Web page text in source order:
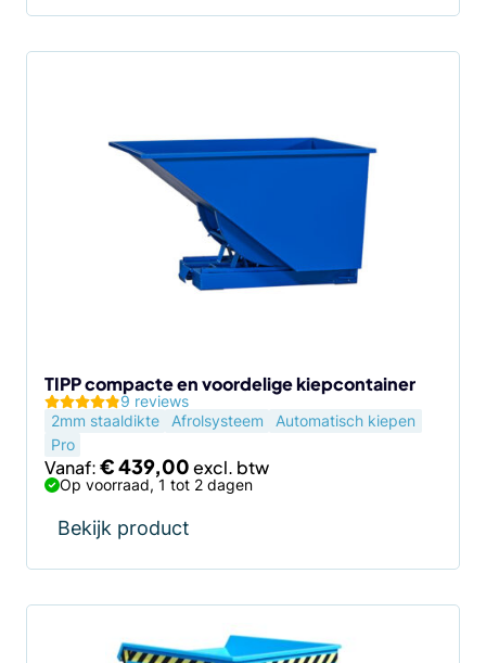
TIPP compacte en voordelige kiepcontainer
9 reviews
2mm staaldikte
Afrolsysteem
Automatisch kiepen
Pro
Vanaf:€439,00
Op voorraad, 1 tot 2 dagen
Bekijk product
de
productpagina